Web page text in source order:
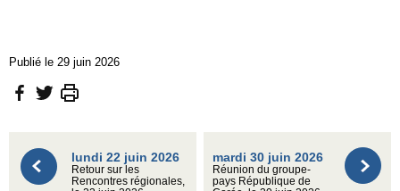
Publié le 29 juin 2026
lundi 22 juin 2026
Retour sur les
Rencontres régionales,
mardi 30 juin 2026
Réunion du groupe-
pays République de